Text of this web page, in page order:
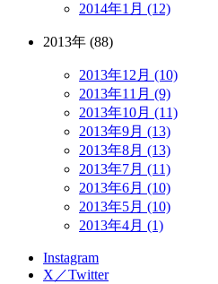
2014年1月 (12)
2013年 (88)
2013年12月 (10)
2013年11月 (9)
2013年10月 (11)
2013年9月 (13)
2013年8月 (13)
2013年7月 (11)
2013年6月 (10)
2013年5月 (10)
2013年4月 (1)
Instagram
X／Twitter